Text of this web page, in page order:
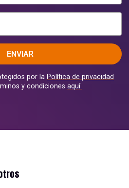
ENVIAR
por la Política de privacidad
y condiciones aquí.